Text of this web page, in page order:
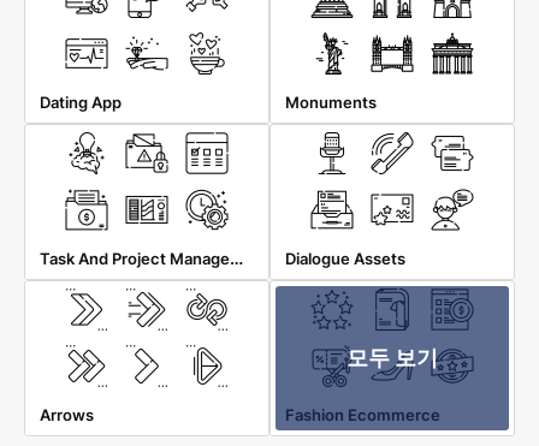
Dating App Monuments
Task And Project Management Dialogue Assets
Arrows
모두 보기
Fashion Ecommerce